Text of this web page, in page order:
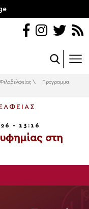
\
Πρόγραμμα
- 13:16
στη